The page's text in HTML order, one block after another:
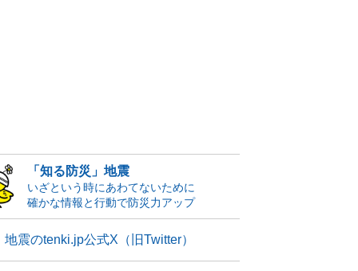
「知る防災」地震
いざという時にあわてないために
確かな情報と行動で防災力アップ
地震のtenki.jp公式X（旧Twitter）